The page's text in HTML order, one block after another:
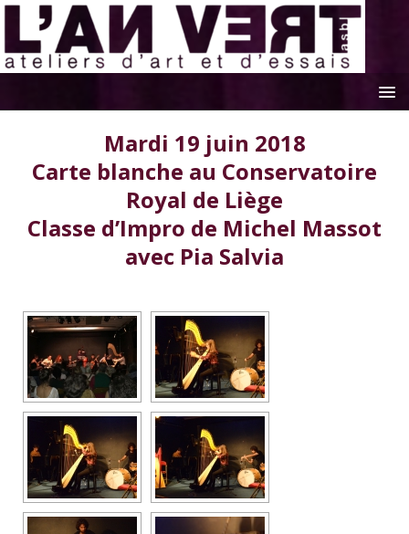
Mardi 19 juin 2018
Carte blanche au Conservatoire
Royal de Liège
Classe d’Impro de Michel Massot
avec Pia Salvia